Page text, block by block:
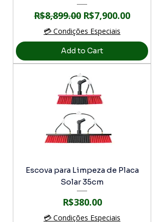
Regular Price
R$8,899.00 Sale Price
R$7,900.00
💳 Condições Especiais
Add to Cart
Escova para Limpeza de Placa
Solar 35cm
Price
R$380.00
💳 Condições Especiais